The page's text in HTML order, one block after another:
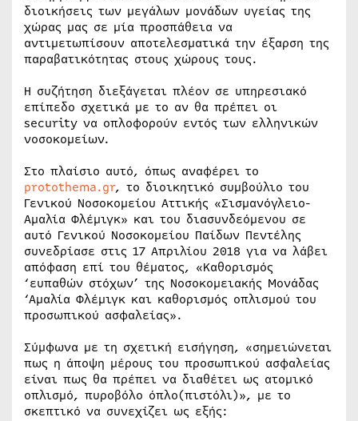
διοικήσεις των μεγάλων μονάδων υγείας της
χώρας μας σε μία προσπάθεια να
αντιμετωπίσουν αποτελεσματικά την έξαρση της
παραβατικότητας στους χώρους τους.
Η συζήτηση διεξάγεται πλέον σε υπηρεσιακό
επίπεδο σχετικά με το αν θα πρέπει οι
security να οπλοφορούν εντός των ελληνικών
νοσοκομείων.
Στο πλαίσιο αυτό, όπως αναφέρει το
protothema.gr, το διοικητικό συμβούλιο του
Γενικού Νοσοκομείου Αττικής «Σισμανόγλειο-
Αμαλία Φλέμιγκ» και του διασυνδεόμενου σε
αυτό Γενικού Νοσοκομείου Παίδων Πεντέλης
συνεδρίασε στις 17 Απριλίου 2018 για να λάβει
απόφαση επί του θέματος, «Καθορισμός
‘ευπαθών στόχων’ της Νοσοκομειακής Μονάδας
‘Αμαλία Φλέμιγκ και καθορισμός οπλισμού του
προσωπικού ασφαλείας».
Σύμφωνα με τη σχετική εισήγηση, «σημειώνεται
πως η άποψη μέρους του προσωπικού ασφαλείας
είναι πως θα πρέπει να διαθέτει ως ατομικό
οπλισμό, πυροβόλο όπλο(πιστόλι)», με το
σκεπτικό να συνεχίζει ως εξής: